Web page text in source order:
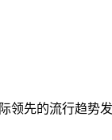
先的流行趋势发